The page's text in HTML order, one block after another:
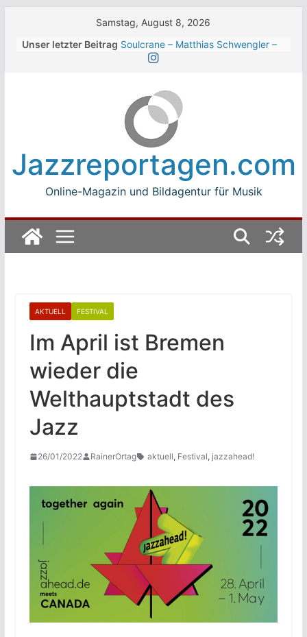
Samstag, August 8, 2026
Unser letzter Beitrag Soulcrane – Matthias Schwengler –
Walter Trout Band beim Winterbach
Zeltspektakel 2026
The Cinelli Brothers beim
Winterbach Zeltspektakel 2026
Jean-Michel Jarre bei den jazz open
Modena auf der Piazza Roma 2026
Jazzreportagen.com
Online-Magazin und Bildagentur für Musik
AKTUELL FESTIVAL
Im April ist Bremen
wieder die
Welthauptstadt des
Jazz
26/01/2022 RainerOrtag aktuell, Festival, jazzahead!